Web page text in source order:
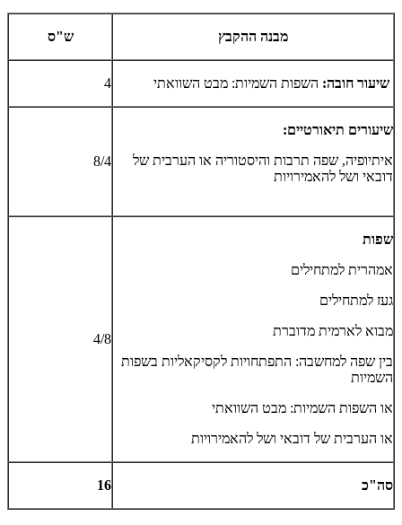
מבנה ההקבץ ש"ס
שיעור חובה: השפות השמיות: מבט השוואתי 4
שיעורים תיאורטיים:
איתיופיה, שפה תרבות והיסטוריה או הערבית של
דובאי ושל להאמירויות
4
/
8
שפות
אמהרית למתחילים
געז למתחילים
מבוא לארמית מדוברת
בין שפה למחשבה: התפתחויות לקסיקאליות בשפות
השמיות
או השפות השמיות: מבט השוואתי
או הערבית של דובאי ושל להאמירויות
4/8
סה"כ 16